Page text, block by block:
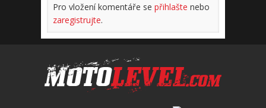
Pro vložení komentáře se přihlašte nebo
zaregistrujte.